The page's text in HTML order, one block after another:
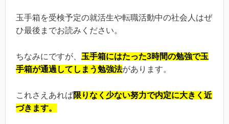
玉手箱を受検予定の就活生や転職活動中の社会人はぜ
ひ最後までお読みください。
ちなみにですが、 玉手箱にはたった3時間の勉強で玉
手箱が通過してしまう勉強法があります。
これさえあれば限りなく少ない努力で内定に大きく近
づきます。